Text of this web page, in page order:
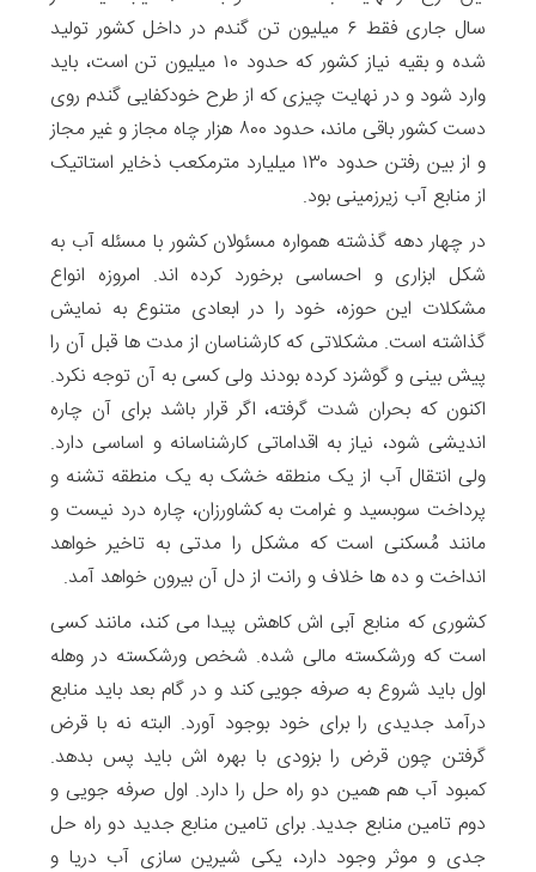
سال جاری فقط ۶ میلیون تن گندم در داخل کشور تولید
شده و بقیه نیاز کشور که حدود ۱۰ میلیون تن است، باید
وارد شود و در نهایت چیزی که از طرح خودکفایی گندم روی
دست کشور باقی ماند، حدود ۸۰۰ هزار چاه مجاز و غیر مجاز
و از بین رفتن حدود ۱۳۰ میلیارد مترمکعب ذخایر استاتیک
از منابع آب زیرزمینی بود.
در چهار دهه گذشته همواره مسئولان کشور با مسئله آب به
شکل ابزاری و احساسی برخورد کرده اند. امروزه انواع
مشکلات این حوزه، خود را در ابعادی متنوع به نمایش
گذاشته است. مشکلاتی که کارشناسان از مدت ها قبل آن را
پیش بینی و گوشزد کرده بودند ولی کسی به آن توجه نکرد.
اکنون که بحران شدت گرفته، اگر قرار باشد برای آن چاره
اندیشی شود، نیاز به اقداماتی کارشناسانه و اساسی دارد.
ولی انتقال آب از یک منطقه خشک به یک منطقه تشنه و
پرداخت سوبسید و غرامت به کشاورزان، چاره درد نیست و
مانند مُسکنی است که مشکل را مدتی به تاخیر خواهد
انداخت و ده ها خلاف و رانت از دل آن بیرون خواهد آمد.
کشوری که منابع آبی اش کاهش پیدا می کند، مانند کسی
است که ورشکسته مالی شده. شخص ورشکسته در وهله
اول باید شروع به صرفه جویی کند و در گام بعد باید منابع
درآمد جدیدی را برای خود بوجود آورد. البته نه با قرض
گرفتن چون قرض را بزودی با بهره اش باید پس بدهد.
کمبود آب هم همین دو راه حل را دارد. اول صرفه جویی و
دوم تامین منابع جدید. برای تامین منابع جدید دو راه حل
جدی و موثر وجود دارد، یکی شیرین سازی آب دریا و